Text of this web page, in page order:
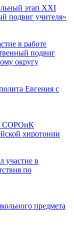
этап XXI
подвиг учителя»
в работе
подвиг
округу
Евгения с
СОРОиК
хиротонии
участие в
по
предмета